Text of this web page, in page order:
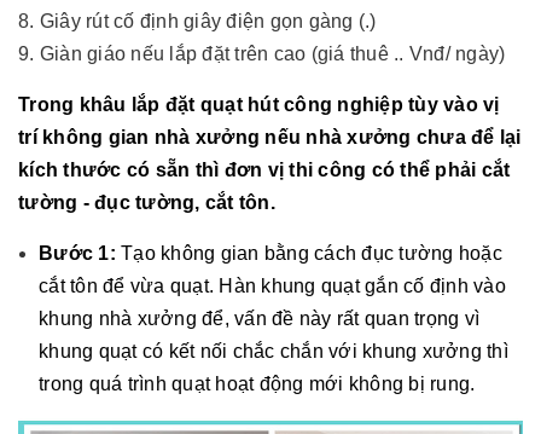
8. Giây rút cố định giây điện gọn gàng (.)
9. Giàn giáo nếu lắp đặt trên cao (giá thuê .. Vnđ/ ngày)
Trong khâu lắp đặt quạt hút công nghiệp tùy vào vị
trí không gian nhà xưởng nếu nhà xưởng chưa để lại
kích thước có sẵn thì đơn vị thi công có thể phải cắt
tường - đục tường, cắt tôn.
Bước 1: Tạo không gian bằng cách đục tường hoặc
cắt tôn để vừa quạt. Hàn khung quạt gắn cố định vào
khung nhà xưởng để, vấn đề này rất quan trọng vì
khung quạt có kết nối chắc chắn với khung xưởng thì
trong quá trình quạt hoạt động mới không bị rung.